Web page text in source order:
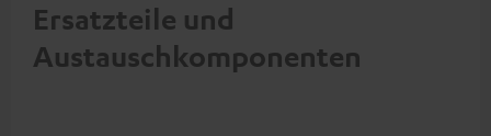
Ersatzteile und
Austauschkomponenten